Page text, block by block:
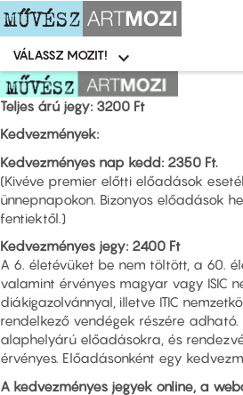
Ugrás
a
tartalomra
Moziválasztó
menü
VÁLASSZ MOZIT!
Teljes árú jegy: 3200 Ft
Kedvezmények:
Kedvezményes nap kedd: 2350 Ft.
(Kivéve premier előtti előadások
ünnepnapokon. Bizonyos előadások
fentiektől.)
Kedvezményes jegy: 2400 Ft
A 6. életévüket be nem töltött, a 60.
valamint érvényes magyar vagy ISIC
diákigazolvánnyal, illetve ITIC
rendelkező vendégek részére
alaphelyárú előadásokra, és
érvényes. Előadásonként egy
A kedvezményes jegyek online, a